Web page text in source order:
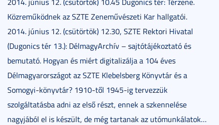
Közreműködnek az SZTE Zeneművészeti Kar hallgatói.
2014. június 12. (csütörtök) 12.30, SZTE Rektori Hivatal
(Dugonics tér 13.): DélmagyArchív – sajtótájékoztató és
bemutató. Hogyan és miért digitalizálja a 104 éves
Délmagyarországot az SZTE Klebelsberg Könyvtár és a
Somogyi-könyvtár? 1910-től 1945-ig tervezzük
szolgáltatásba adni az első részt, ennek a szkennelése
nagyjából el is készült, de még tartanak az utómunkálatok…